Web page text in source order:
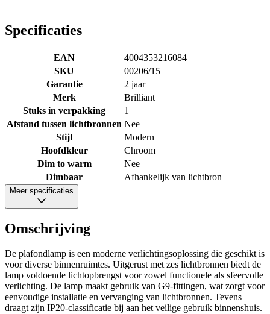
Specificaties
EAN
4004353216084
SKU
00206/15
Garantie
2 jaar
Merk
Brilliant
Stuks in verpakking
1
Afstand tussen lichtbronnen Nee
Stijl
Modern
Hoofdkleur
Chroom
Dim to warm
Nee
Dimbaar
Afhankelijk van lichtbron
Meer specificaties
Omschrijving
De plafondlamp is een moderne verlichtingsoplossing die geschikt is
voor diverse binnenruimtes. Uitgerust met zes lichtbronnen biedt de
lamp voldoende lichtopbrengst voor zowel functionele als sfeervolle
verlichting. De lamp maakt gebruik van G9-fittingen, wat zorgt voor
eenvoudige installatie en vervanging van lichtbronnen. Tevens
draagt zijn IP20-classificatie bij aan het veilige gebruik binnenshuis.